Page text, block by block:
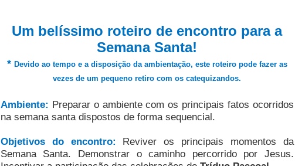
Um belíssimo roteiro de encontro para a
Semana Santa!
* Devido ao tempo e a disposição da ambientação, este roteiro pode fazer as
vezes de um pequeno retiro com os catequizandos.
Ambiente: Preparar o ambiente com os principais fatos ocorridos
na semana santa dispostos de forma sequencial.
Objetivos do encontro: Reviver os principais momentos da
Semana Santa. Demonstrar o caminho percorrido por Jesus.